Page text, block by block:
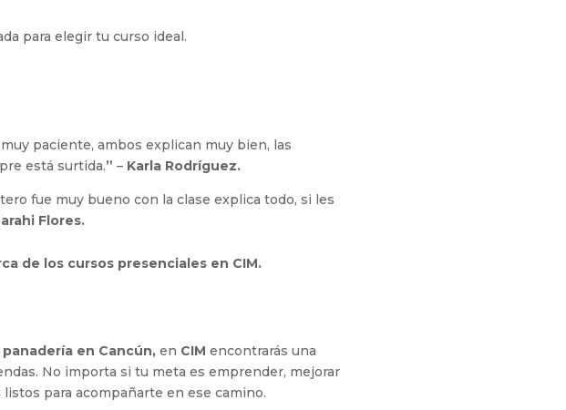
para elegir tu curso ideal.
paciente, ambos explican muy bien, las
está surtida.” – Karla Rodríguez.
fue muy bueno con la clase explica todo, si les
Flores.
de los cursos presenciales en CIM.
en Cancún, en CIM encontrarás una
No importa si tu meta es emprender, mejorar
para acompañarte en ese camino.